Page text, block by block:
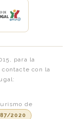
para la
con la
de
2020